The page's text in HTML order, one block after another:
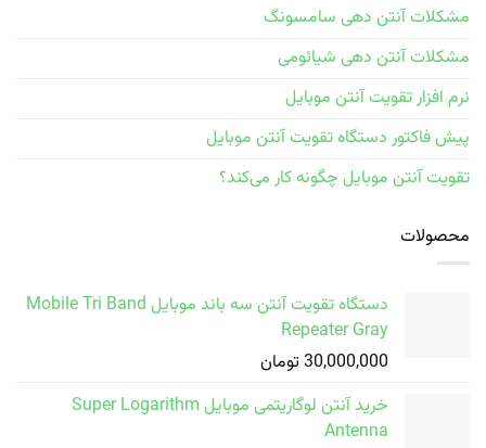
مشکلات آنتن دهی سامسونگ
مشکلات آنتن دهی شیائومی
نرم افزار تقویت آنتن موبایل
پیش فاکتور دستگاه تقویت آنتن موبایل
تقویت آنتن موبایل چگونه کار می‌کند؟
محصولات
دستگاه تقویت آنتن سه باند موبایل Mobile Tri Band
Repeater Gray
30,000,000 تومان
خرید آنتن لوگاریتمی موبایل Super Logarithm
Antenna